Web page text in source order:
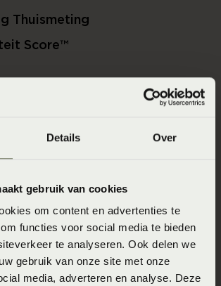
Details Over
gebruik van cookies
om content en advertenties te
functies voor social media te bieden
te analyseren. Ook delen we
gebruik van onze site met onze
media, adverteren en analyse. Deze
Thuismeting
Score™
Business
vragen